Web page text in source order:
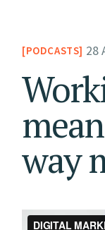
PODCASTS 28
way